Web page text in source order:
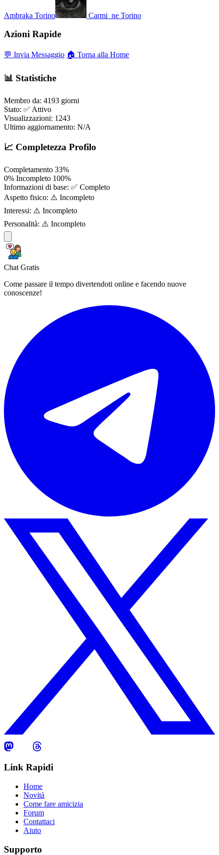
Ambraka Torino Carmi_ne Torino
Azioni Rapide
💬 Invia Messaggio 🏠 Torna alla Home
📊 Statistiche
Membro da: 4193 giorni
Stato: ✅ Attivo
Visualizzazioni: 1243
Ultimo aggiornamento: N/A
📈 Completezza Profilo
Completamento 33%
0% Incompleto 100%
Informazioni di base: ✅ Completo
Aspetto fisico: ⚠️ Incompleto
Interessi: ⚠️ Incompleto
Personalità: ⚠️ Incompleto
Chat Gratis
Come passare il tempo divertendoti online e facendo nuove
conoscenze!
Link Rapidi
Home
Novità
Come fare amicizia
Forum
Contattaci
Aiuto
Supporto